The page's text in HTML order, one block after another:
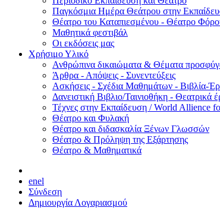
Παγκόσμια Ημέρα Θεάτρου στην
Θέατρο του Καταπιεσμένου - Θέατρο
Μαθητικά φεστιβάλ
Οι εκδόσεις μας
Χρήσιμο Υλικό
Ανθρώπινα δικαιώματα & Θέματα
Άρθρα - Απόψεις - Συνεντεύξεις
Ασκήσεις - Σχέδια Μαθημάτων - Βιβλία-
Δανειστική Βιβλιο/Ταινιοθήκη - Θεατρικά
Τέχνες στην Εκπαίδευση / World Allience
Θέατρο και Φυλακή
Θέατρο και διδασκαλία Ξένων Γλωσσών
Θέατρο & Πρόληψη της Εξάρτησης
Θέατρο & Μαθηματικά
enel
Σύνδεση
Δημιουργία Λογαριασμού